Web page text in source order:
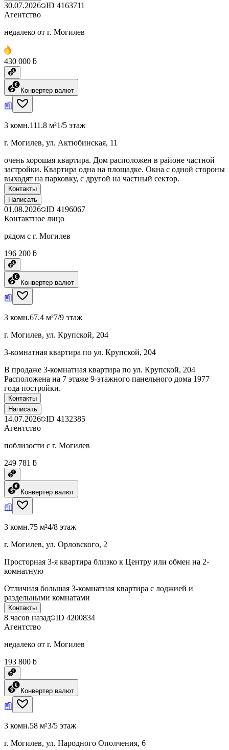
30.07.2026 ID 4163711
Агентство
недалеко от г. Могилев
430 000 ƃ
Конвертер валют
3 комн.111.8 м²1/5 этаж
г. Могилев, ул. Актюбинская, 11
очень хорошая квартира. Дом расположен в районе частной
застройки. Квартира одна на площадке. Окна с одной стороны
выходят на парковку, с другой на частный сектор.
Контакты
Написать
01.08.2026 ID 4196067
Контактное лицо
рядом с г. Могилев
196 200 ƃ
Конвертер валют
3 комн.67.4 м²7/9 этаж
г. Могилев, ул. Крупской, 204
3-комнатная квартира по ул. Крупской, 204
В продаже 3-комнатная квартира по ул. Крупской, 204
Расположена на 7 этаже 9-этажного панельного дома 1977
года постройки.
Контакты
Написать
14.07.2026 ID 4132385
Агентство
поблизости с г. Могилев
249 781 ƃ
Конвертер валют
3 комн.75 м²4/8 этаж
г. Могилев, ул. Орловского, 2
Просторная 3-я квартира близко к Центру или обмен на 2-
комнатную
Отличная большая 3-комнатная квартира с лоджией и
раздельными комнатами
Контакты
8 часов назад ID 4200834
Агентство
недалеко от г. Могилев
193 800 ƃ
Конвертер валют
3 комн.58 м²3/5 этаж
г. Могилев, ул. Народного Ополчения, 6